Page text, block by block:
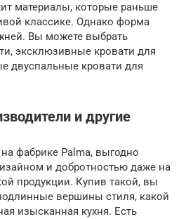
материалы, которые раньше
классике. Однако форма
Вы можете выбрать
эксклюзивные кровати для
двуспальные кровати для
и другие
фабрике Palma, выгодно
и добротностью даже на
продукции. Купив такой, вы
вершины стиля, какой
изысканная кухня. Есть